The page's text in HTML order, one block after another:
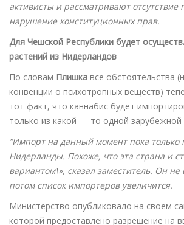
активисты и рассматривают отсутствие
нарушение конституционных прав.
Для Чешской Республики будет
растений из Нидерландов
По словам Плишка все обстоятельства
конвенции о психотропных веществ)
тот факт, что каннабис будет
только из какой — то одной зарубежной
“Импорт на данный момент пока только
Нидерланды. Похоже, что эта страна и
вариантом\», сказал заместитель. Он не
потом список импортеров увеличится.
Министерство опубликовало на своем
которой предоставлено разрешение на